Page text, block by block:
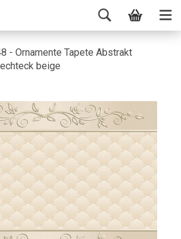
- Ornamente Tapete Abstrakt
beige